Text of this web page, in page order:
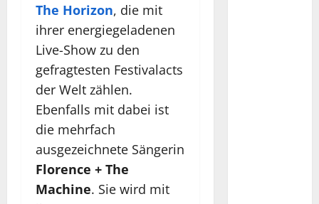
The Horizon, die mit
ihrer energiegeladenen
Live-Show zu den
gefragtesten Festivalacts
der Welt zählen.
Ebenfalls mit dabei ist
die mehrfach
ausgezeichnete Sängerin
Florence + The
Machine. Sie wird mit